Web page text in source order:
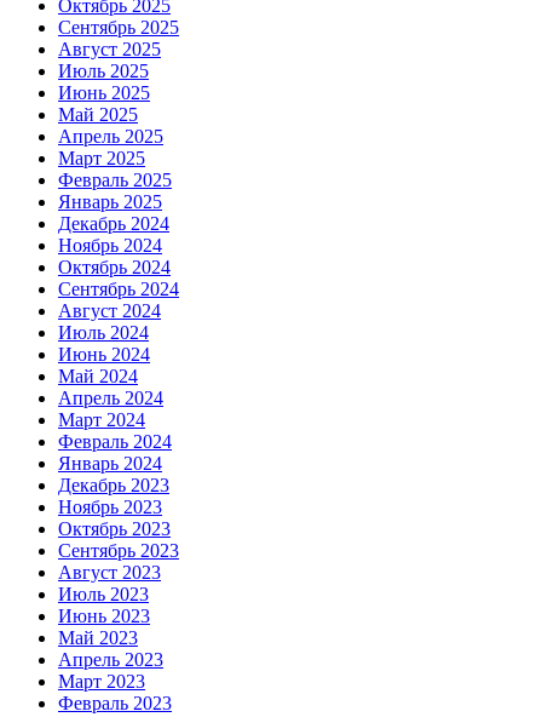
Октябрь 2025
Сентябрь 2025
Август 2025
Июль 2025
Июнь 2025
Май 2025
Апрель 2025
Март 2025
Февраль 2025
Январь 2025
Декабрь 2024
Ноябрь 2024
Октябрь 2024
Сентябрь 2024
Август 2024
Июль 2024
Июнь 2024
Май 2024
Апрель 2024
Март 2024
Февраль 2024
Январь 2024
Декабрь 2023
Ноябрь 2023
Октябрь 2023
Сентябрь 2023
Август 2023
Июль 2023
Июнь 2023
Май 2023
Апрель 2023
Март 2023
Февраль 2023